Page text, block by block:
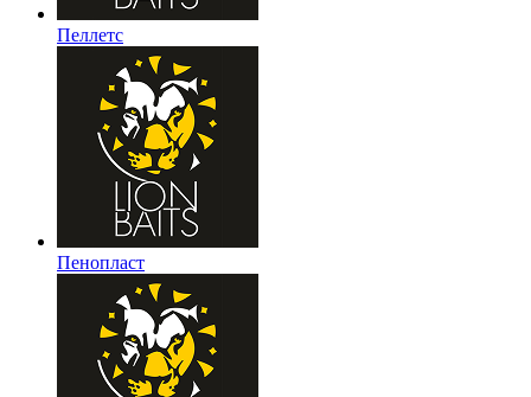
Пеллетс
Пенопласт